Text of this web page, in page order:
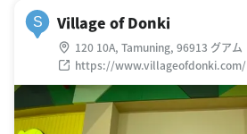
S Village of Donki
120 10A, Tamuning, 96913 グアム
https://www.villageofdonki.com/